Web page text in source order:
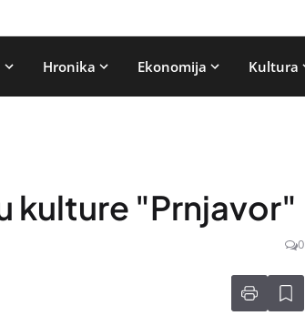
Hronika Ekonomija Kultura
kulture "Prnjavor"
0